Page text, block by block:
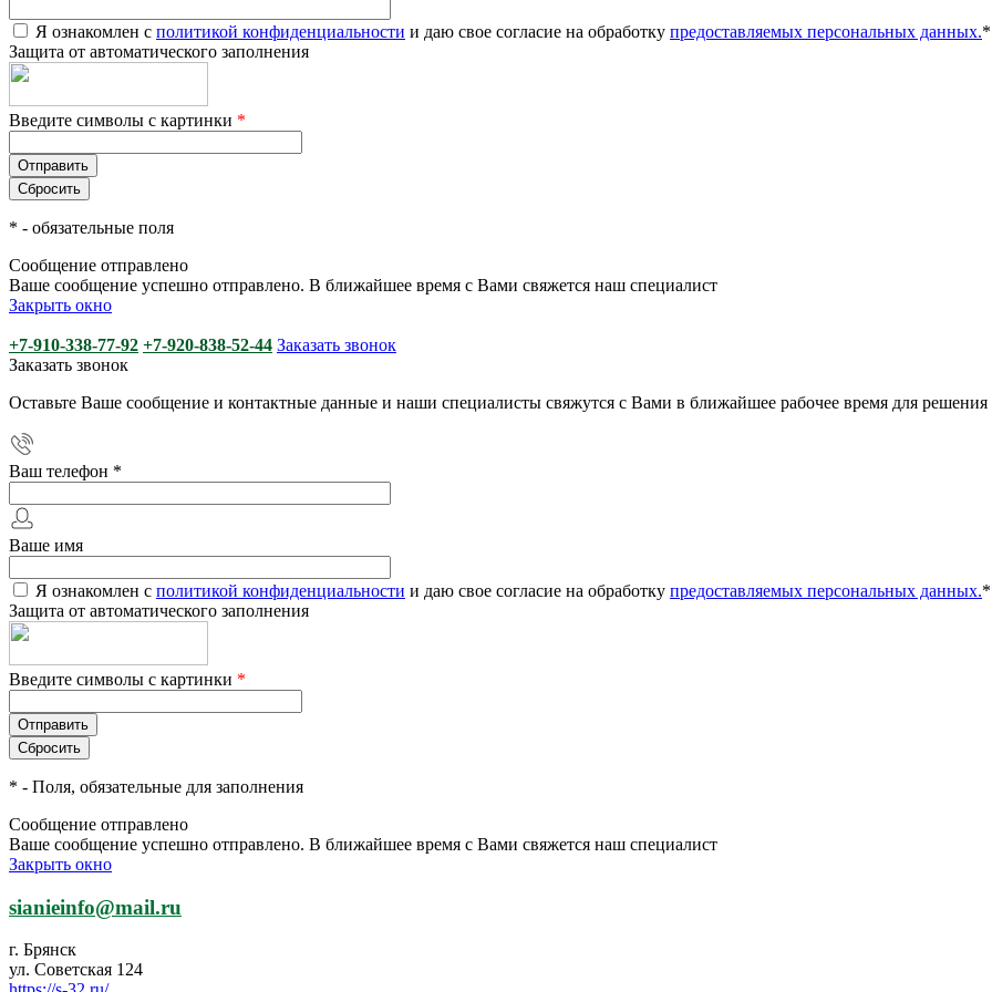
Я ознакомлен с политикой конфиденциальности и даю свое согласие на обработку предоставляемых персональных данных.*
Защита от автоматического заполнения
Введите символы с картинки *
* - обязательные поля
Сообщение отправлено
Ваше сообщение успешно отправлено. В ближайшее время с Вами свяжется наш специалист
Закрыть окно
+7-910-338-77-92 +7-920-838-52-44 Заказать звонок
Заказать звонок
Оставьте Ваше сообщение и контактные данные и наши специалисты свяжутся с Вами в ближайшее рабочее время для
Ваш телефон *
Ваше имя
Я ознакомлен с политикой конфиденциальности и даю свое согласие на обработку предоставляемых персональных данных.*
Защита от автоматического заполнения
Введите символы с картинки *
* - Поля, обязательные для заполнения
Сообщение отправлено
Ваше сообщение успешно отправлено. В ближайшее время с Вами свяжется наш специалист
Закрыть окно
sianieinfo@mail.ru
г. Брянск
ул. Советская 124